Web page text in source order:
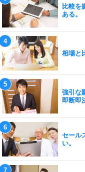
比較を
ある。
相場と
強引な
即断即
セール
い。